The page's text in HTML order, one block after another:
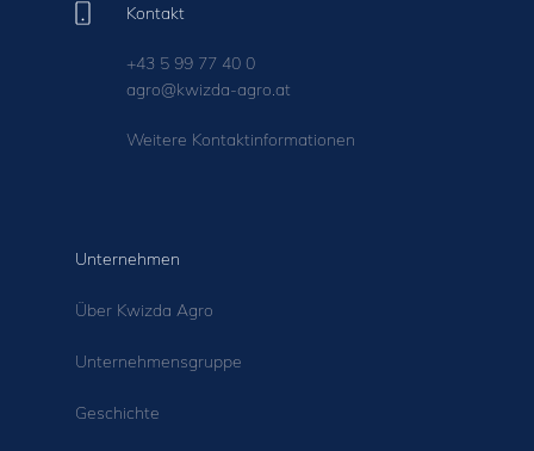
Kontakt
+43 5 99 77 40 0
agro@kwizda-agro.at
Weitere Kontaktinformationen
Unternehmen
Über Kwizda Agro
Unternehmensgruppe
Geschichte